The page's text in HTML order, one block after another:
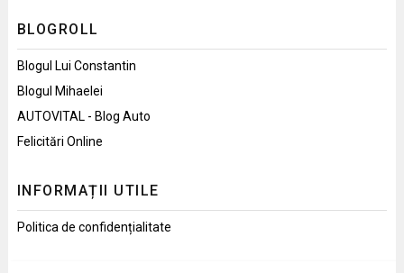
BLOGROLL
Blogul Lui Constantin
Blogul Mihaelei
AUTOVITAL - Blog Auto
Felicitări Online
INFORMAȚII UTILE
Politica de confidențialitate